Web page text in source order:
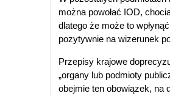
można powołać IOD,
dlatego że może to wpłynąć
pozytywnie na wizerunek
Przepisy krajowe
„organy lub podmioty
obejmie ten obowiązek, na